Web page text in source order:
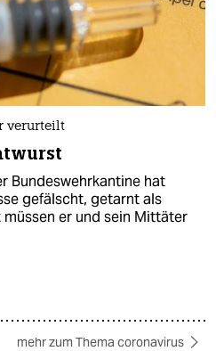
verurteilt
Bundeswehrkantine hat
gefälscht, getarnt als
er und sein Mittäter
mehr zum Thema coronavirus